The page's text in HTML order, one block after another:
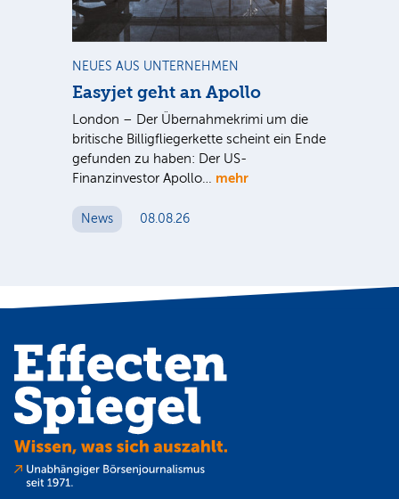
NEUES AUS UNTERNEHMEN
Easyjet geht an Apollo
London – Der Übernahmekrimi um die
britische Billigfliegerkette scheint ein Ende
gefunden zu haben: Der US-
Finanzinvestor Apollo… mehr
News 08.08.26